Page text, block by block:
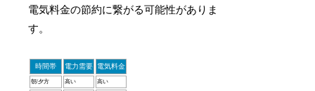
電気料金の節約に繋がる可能性がありま
す。
時間帯 電力需要 電気料金
朝/夕方 高い 高い